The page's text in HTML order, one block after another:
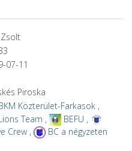
07-11
Piroska
Közterület-Farkasok,
Team , BEFU ,
Crew, BC a négyzeten